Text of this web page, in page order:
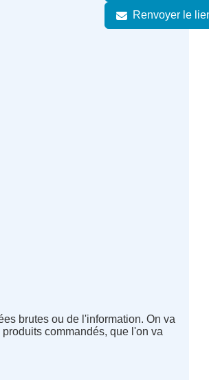
Renvoyer le
brutes ou de l'information. On va
commandés, que l'on va